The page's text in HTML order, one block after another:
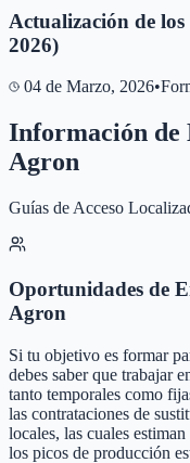
Actualización de
2026)
04 de Marzo, 2026•
Información de
Agron
Guías de Acceso
Oportunidades de
Agron
Si tu objetivo es formar
debes saber que trabajar
tanto temporales como
las contrataciones de
locales, las cuales
los picos de producción